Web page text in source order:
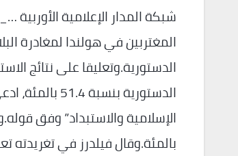
شبكة المدار الإعلامية الأوربية
المغتربين في هولندا لمغادرة
الدستورية.وتعليقا على نتائج
الدستورية
بالمئة.وقال فيلدرز في تغريدته